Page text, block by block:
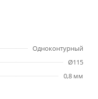
Одноконтурный
Ø115
0,8 мм